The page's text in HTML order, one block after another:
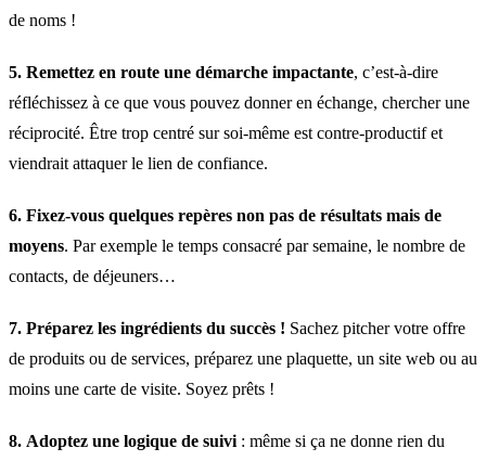
de noms !
5. Remettez en route une démarche impactante, c’est-à-dire
réfléchissez à ce que vous pouvez donner en échange, chercher une
réciprocité. Être trop centré sur soi-même est contre-productif et
viendrait attaquer le lien de confiance.
6. Fixez-vous quelques repères non pas de résultats mais de
moyens. Par exemple le temps consacré par semaine, le nombre de
contacts, de déjeuners…
7. Préparez les ingrédients du succès ! Sachez pitcher votre offre
de produits ou de services, préparez une plaquette, un site web ou au
moins une carte de visite. Soyez prêts !
8. Adoptez une logique de suivi : même si ça ne donne rien du